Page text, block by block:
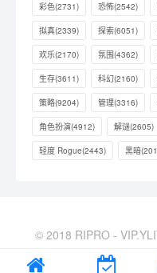
彩色(2731) 恐怖(2542)
拟真(2339) 探索(6051)
欢乐(2170) 氛围(4362)
生存(3611) 科幻(2160)
策略(9204) 管理(3316)
角色扮演(4912) 解谜(2605)
轻度 Rogue(2443) 黑暗
© 2018 RIPRO -
reserved